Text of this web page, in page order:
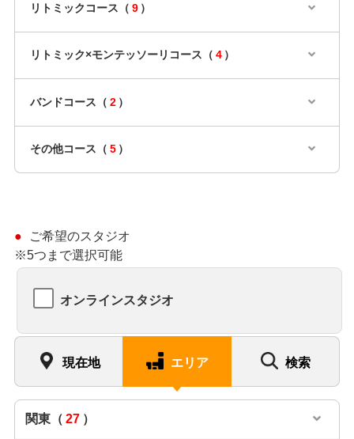
リトミックコース（ 9 ）
リトミック×モンテッソーリコース（ 4 ）
バンドコース（ 2 ）
その他コース（ 5 ）
ご希望のスタジオ
※5つまで選択可能
オンラインスタジオ
現在地 エリア 検索
関東（ 27 ）